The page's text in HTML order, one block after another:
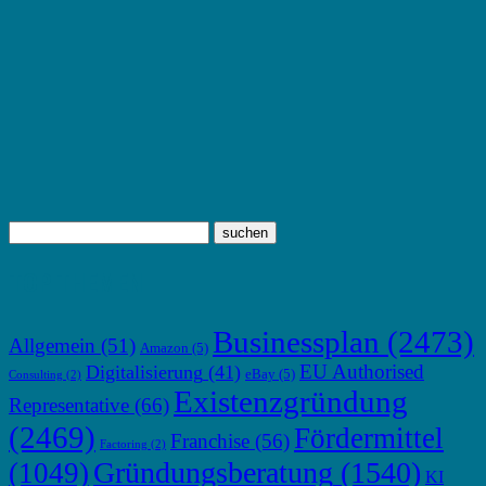
Allgemein (51) Amazon (5) Businessplan (2473)
Consulting (2) Digitalisierung (41) eBay (5) EU Authorised
Representative (66) Existenzgründung
(2469) Factoring (2) Franchise (56) Fördermittel
(1049) Gründungsberatung (1540) KI